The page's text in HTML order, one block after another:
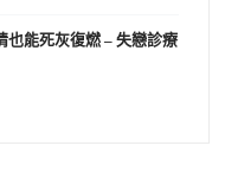
也能死灰復燃 – 失戀診療